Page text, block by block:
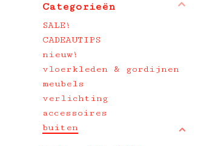
Categorieën
SALE!
CADEAUTIPS
nieuw!
vloerkleden & gordijnen
meubels
verlichting
accessoires
buiten